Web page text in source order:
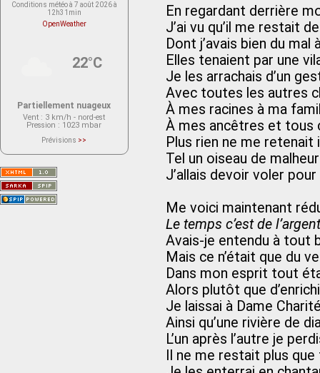
En regardant derrière
J’ai vu qu’il me restait
Dont j’avais bien du
Elles tenaient par une
Je les arrachais d’un
Avec toutes les autres
À mes racines à ma
À mes ancêtres et tous
Plus rien ne me retenait
Tel un oiseau de malheur
J’allais devoir voler
Me voici maintenant
Le temps c’est de l’argent
Avais-je entendu à tout
Mais ce n’était que du
Dans mon esprit tout
Alors plutôt que
Je laissai à Dame
Ainsi qu’une rivière de
L’un après l’autre je
Il ne me restait plus
Conditions météo à 7 août 2026 à
12h31min
OpenWeather
22°C
Partiellement nuageux
Vent : 3 km/h - nord-est
Pression : 1023 mbar
Prévisions >>
actuellement aucune prévision
Saint-Nom.
Veuillez consulter le message du
service ci-dessous.
(401 - Invalid API key. Please see
https://openweathermap.org/faq#error401